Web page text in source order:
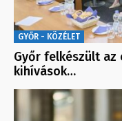
GYŐR - KÖZÉLET
Győr felkészült az
kihívások…